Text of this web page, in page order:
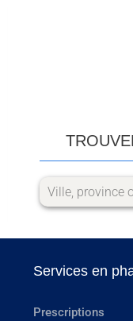
Services en
Prescriptions